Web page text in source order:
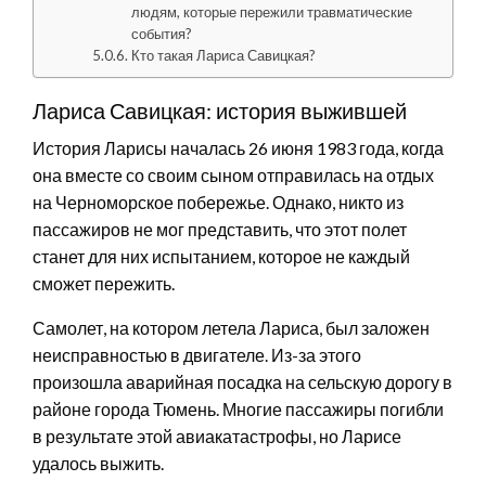
людям, которые пережили травматические
события?
Кто такая Лариса Савицкая?
Лариса Савицкая: история выжившей
История Ларисы началась 26 июня 1983 года, когда
она вместе со своим сыном отправилась на отдых
на Черноморское побережье. Однако, никто из
пассажиров не мог представить, что этот полет
станет для них испытанием, которое не каждый
сможет пережить.
Самолет, на котором летела Лариса, был заложен
неисправностью в двигателе. Из-за этого
произошла аварийная посадка на сельскую дорогу в
районе города Тюмень. Многие пассажиры погибли
в результате этой авиакатастрофы, но Ларисе
удалось выжить.